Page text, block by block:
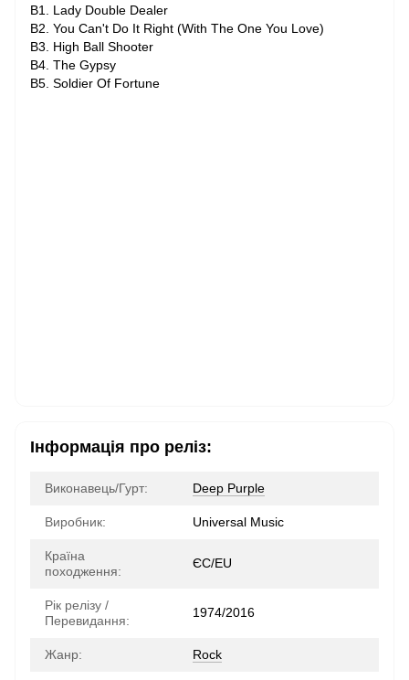
B1. Lady Double Dealer
B2. You Can't Do It Right (With The One You Love)
B3. High Ball Shooter
B4. The Gypsy
B5. Soldier Of Fortune
Інформація про реліз:
Виконавець/Гурт: Deep Purple
Виробник: Universal Music
Країна
походження:
ЄС/EU
Рік релізу /
Перевидання:
1974/2016
Жанр: Rock